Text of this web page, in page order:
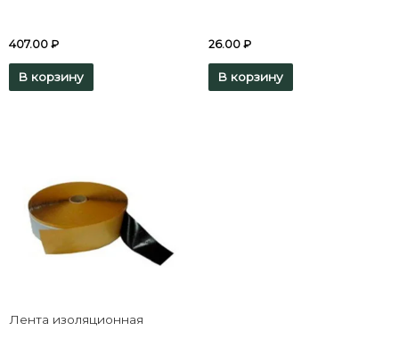
407.00 ₽
В корзину
26.00 ₽
В корзину
Лента изоляционная